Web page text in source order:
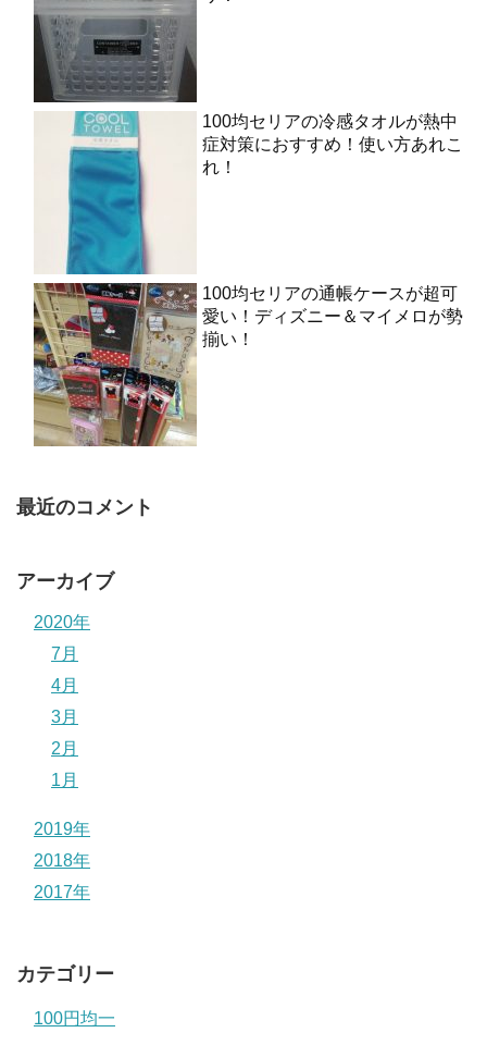
100均セリアの冷感タオルが熱中
症対策におすすめ！使い方あれこ
れ！
100均セリアの通帳ケースが超可
愛い！ディズニー＆マイメロが勢
揃い！
最近のコメント
アーカイブ
2020年
7月
4月
3月
2月
1月
2019年
2018年
2017年
カテゴリー
100円均一